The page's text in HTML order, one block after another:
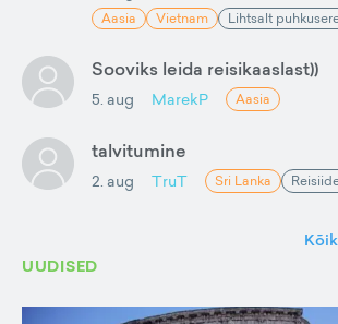
Aasia Vietnam Lihtsalt
Sooviks leida reisikaaslast))
5. aug MarekP Aasia
talvitumine
2. aug TruT Sri Lanka
UUDISED